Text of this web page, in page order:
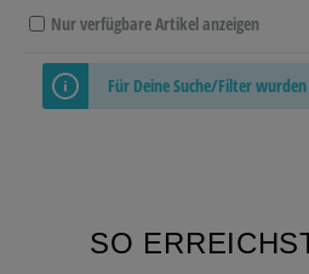
Nur verfügbare Artikel anzeigen
Für Deine Suche/Filter
SO